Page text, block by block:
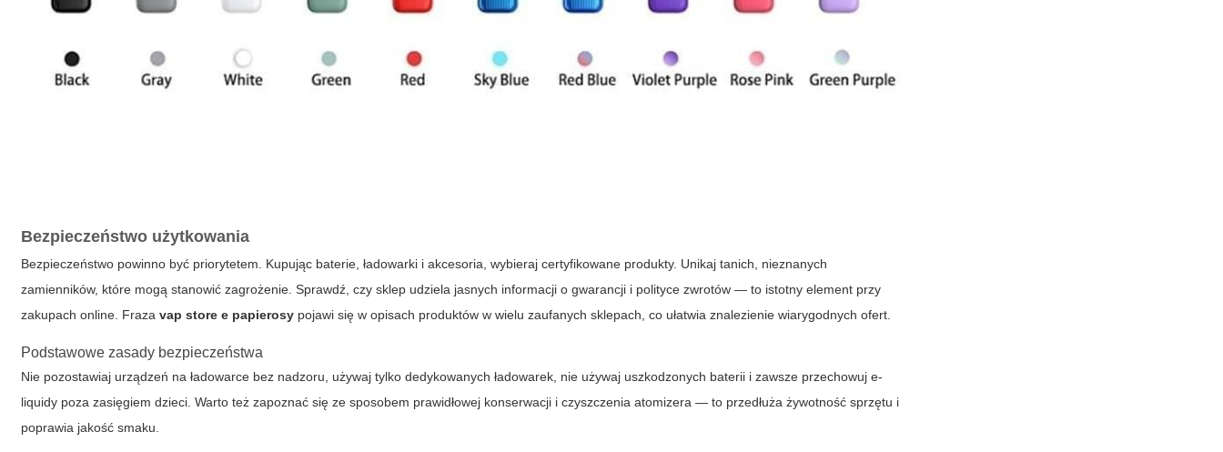
Bezpieczeństwo użytkowania
Bezpieczeństwo powinno być priorytetem. Kupując baterie, ładowarki i akcesoria, wybieraj certyfikowane produkty. Unikaj tanich, nieznanych
zamienników, które mogą stanowić zagrożenie. Sprawdź, czy sklep udziela jasnych informacji o gwarancji i polityce zwrotów — to istotny element przy
zakupach online. Frazavap store e papierosy pojawi się w opisach produktów w wielu zaufanych sklepach, co ułatwia znalezienie wiarygodnych ofert.
Podstawowe zasady bezpieczeństwa
Nie pozostawiaj urządzeń na ładowarce bez nadzoru, używaj tylko dedykowanych ładowarek, nie używaj uszkodzonych baterii i zawsze przechowuj e-
liquidy poza zasięgiem dzieci. Warto też zapoznać się ze sposobem prawidłowej konserwacji i czyszczenia atomizera — to przedłuża żywotność sprzętu i
poprawia jakość smaku.